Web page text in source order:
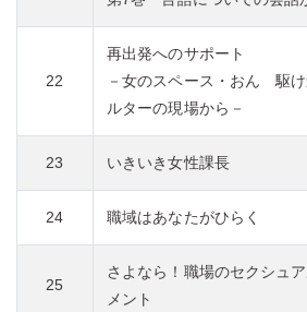
22
再出発へのサポート
－女のスペース・おん 駆け
ルターの現場から－
23 いきいき女性課長
24 職域はあなたがひらく
25
さよなら！職場のセクシュ
メント